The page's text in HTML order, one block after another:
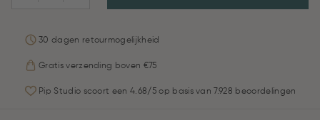
30 dagen retourmogelijkheid
Gratis verzending boven €75
Pip Studio scoort een 4.68/5 op basis van 7.928 beoordelingen